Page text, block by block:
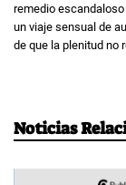
remedio
un viaje sensual de
de que la plenitud no
Noticias